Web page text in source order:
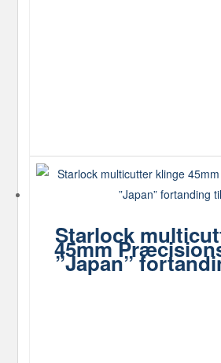
Starlock
45mm
”Japan”